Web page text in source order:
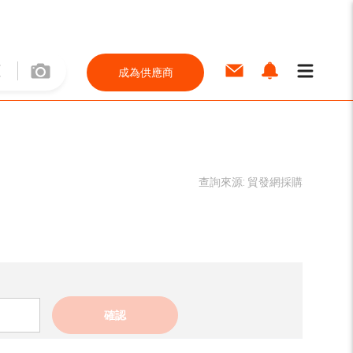
成為供應商
查詢來源: 貿發網採購
確認